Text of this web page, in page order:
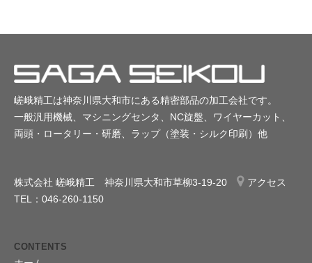
嵯峨精工は神奈川県大和市にある精密部品の加工会社です。
一般汎用機械、マシニングセンタ、NC旋盤、ワイヤーカット、
両頭・ロータリー・研磨、ラップ（塗装・シルク印刷）他
株式会社 嵯峨精工 神奈川県大和市草柳3-19-20
アクセス
TEL：046-260-1150
CONTENTS